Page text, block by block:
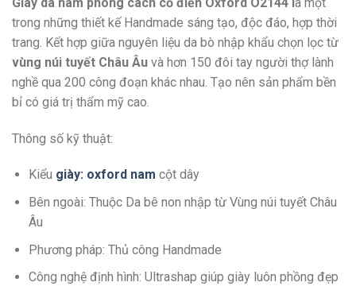
trong những thiết kế Handmade sáng tạo, độc đáo, hợp thời
trang. Kết hợp giữa nguyên liệu da bò nhập khẩu chọn lọc từ
vùng núi tuyết Châu Âu và hơn 150 đôi tay người thợ lành
nghề qua 200 công đoạn khác nhau. Tạo nên sản phẩm bền
bỉ có giá trị thẩm mỹ cao.
Thông số kỹ thuật:
Kiểu giày: oxford nam cột dây
Bên ngoài: Thuộc Da bê non nhập từ Vùng núi tuyết Châu
Âu
Phương pháp: Thủ công Handmade
Công nghệ định hình: Ultrashap giúp giày luôn phồng đẹp